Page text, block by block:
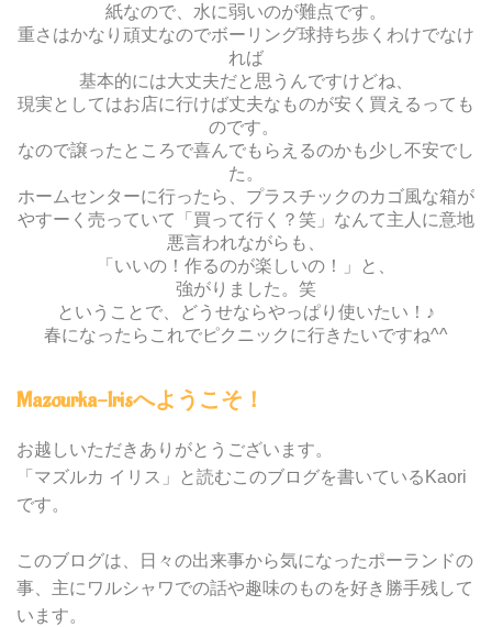
紙なので、水に弱いのが難点です。
重さはかなり頑丈なのでボーリング球持ち歩くわけでなけ
れば
基本的には大丈夫だと思うんですけどね、
現実としてはお店に行けば丈夫なものが安く買えるっても
のです。
なので譲ったところで喜んでもらえるのかも少し不安でし
た。
ホームセンターに行ったら、プラスチックのカゴ風な箱が
やすーく売っていて「買って行く？笑」なんて主人に意地
悪言われながらも、
「いいの！作るのが楽しいの！」と、
強がりました。笑
ということで、どうせならやっぱり使いたい！♪
春になったらこれでピクニックに行きたいですね^^
Mazourka-Irisへようこそ！
お越しいただきありがとうございます。
「マズルカ イリス」と読むこのブログを書いているKaori
です。
このブログは、日々の出来事から気になったポーランドの
事、主にワルシャワでの話や趣味のものを好き勝手残して
います。